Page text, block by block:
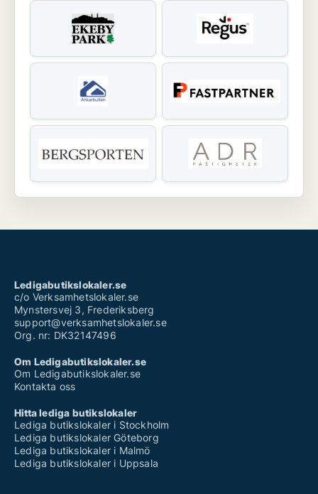
Ledigabutikslokaler.se
c/o Verksamhetslokaler.se
Mynstersvej 3, Frederiksberg
support@verksamhetslokaler.se
Org. nr: DK32147496
Om Ledigabutikslokaler.se
Om Ledigabutikslokaler.se
Kontakta oss
Hitta lediga butikslokaler
Lediga butikslokaler i Stockholm
Lediga butikslokaler Göteborg
Lediga butikslokaler i Malmö
Lediga butikslokaler i Uppsala